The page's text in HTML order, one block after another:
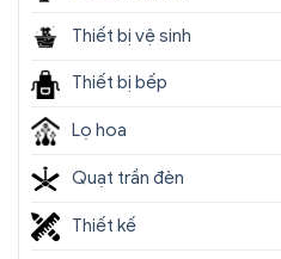
Thiết bị vệ sinh
Thiết bị bếp
Lọ hoa
Quạt trần đèn
Thiết kế